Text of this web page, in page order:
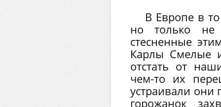
В Европе в
но только не
стесненные
Карлы Смелые
отстать от
чем-то их
устраивали они
горожанок